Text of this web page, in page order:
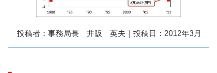
投稿者：事務局長 井阪 英夫｜投稿日：2012年3月